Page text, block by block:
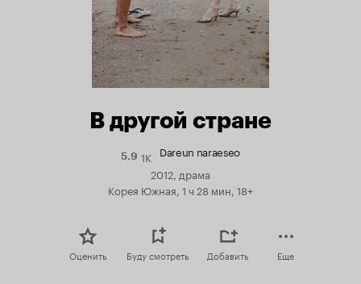
В другой стране
5.9Рейтинг
Кинопоиска
1K Dareun naraeseo
2012, драма
Корея Южная, 1 ч 28 мин, 18+
Оценить Буду смотреть Добавить Еще